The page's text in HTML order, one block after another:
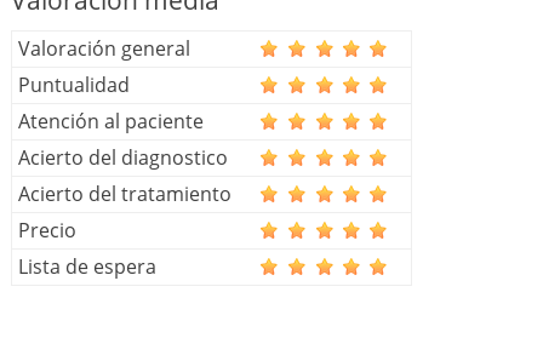
Valoración general
Puntualidad
Atención al paciente
Acierto del diagnostico
Acierto del tratamiento
Precio
Lista de espera